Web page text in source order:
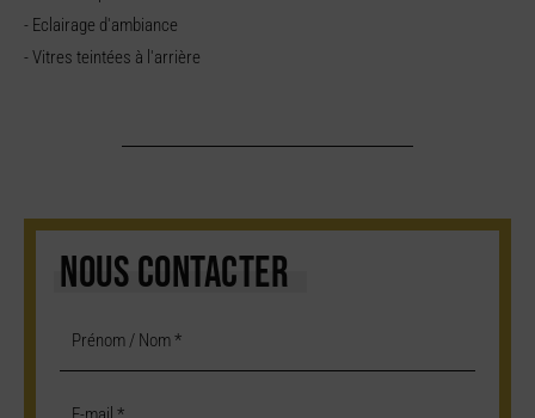
- Eclairage d'ambiance
- Vitres teintées à l'arrière
NOUS CONTACTER